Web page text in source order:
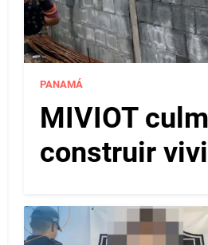
PANAMÁ
MIVIOT
construir